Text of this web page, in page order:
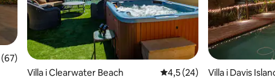
5 i genomsnittligt betyg, 67 omdömen
Villa i Clearwater Beach 4,5 av 5 i genomsnittligt
4,5 (24)
Villa i Davis